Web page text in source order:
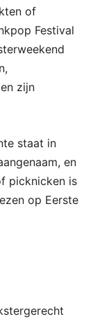
of
Festival
zijn
staat in
en
picknicken is
op Eerste